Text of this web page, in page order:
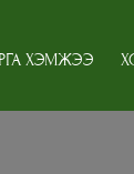
ХЭМЖЭЭ